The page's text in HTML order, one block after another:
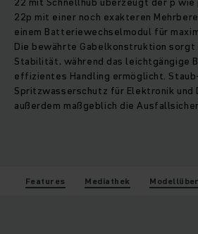
22p mit einer noch exakteren
einem Batteriewechselmodul für
Die bewährte Gabelkonstruktion
Stabilität, während das leichtgängige
effizientes Handling ermöglicht.
Spritzwasserschutz für Elektronik und
außerdem maßgeblich die
Features Mediathek